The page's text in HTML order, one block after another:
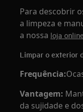
Para descobrir
a limpeza e
a nossa loja online
Limpar o exterior
Frequência:
Vantagem:
da sujidade e